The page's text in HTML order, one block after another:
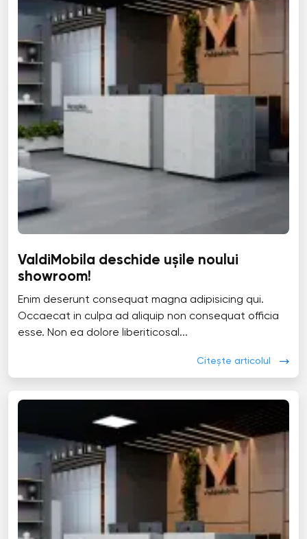
ValdiMobila deschide ușile noului
showroom!
Enim deserunt consequat magna adipisicing qui.
Occaecat in culpa ad aliquip non consequat officia
esse. Non ea dolore liberiticosal...
Citește articolul